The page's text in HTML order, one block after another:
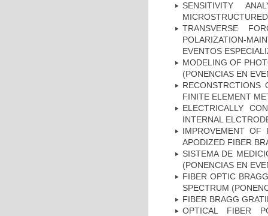
SENSITIVITY
TRANSVERSE
POLARIZATION-
EVENTOS
MODELING OF
(PONENCIAS EN
FINITE ELEMENT
ELECTRICALLY
INTERNAL
IMPROVEMENT OF
APODIZED FIBER
SISTEMA DE
(PONENCIAS EN
FIBER OPTIC
SPECTRUM
FIBER BRAGG
OPTICAL FIBER